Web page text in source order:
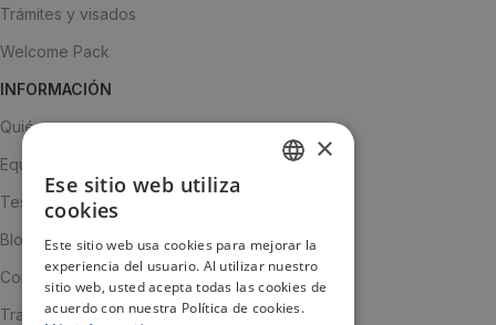
Trámites y visados
Welcome Pack
INFORMACIÓN
Quiénes somos
Equipo
Testimonios
Blog
Contacto
Trabaja con nosotros
JA
×
Ese sitio web utiliza
cookies
Este sitio web usa cookies para mejorar la
experiencia del usuario. Al utilizar nuestro
sitio web, usted acepta todas las cookies de
acuerdo con nuestra Política de cookies.